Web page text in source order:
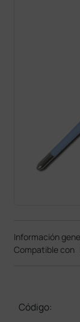
Información
Compatible con
Código: